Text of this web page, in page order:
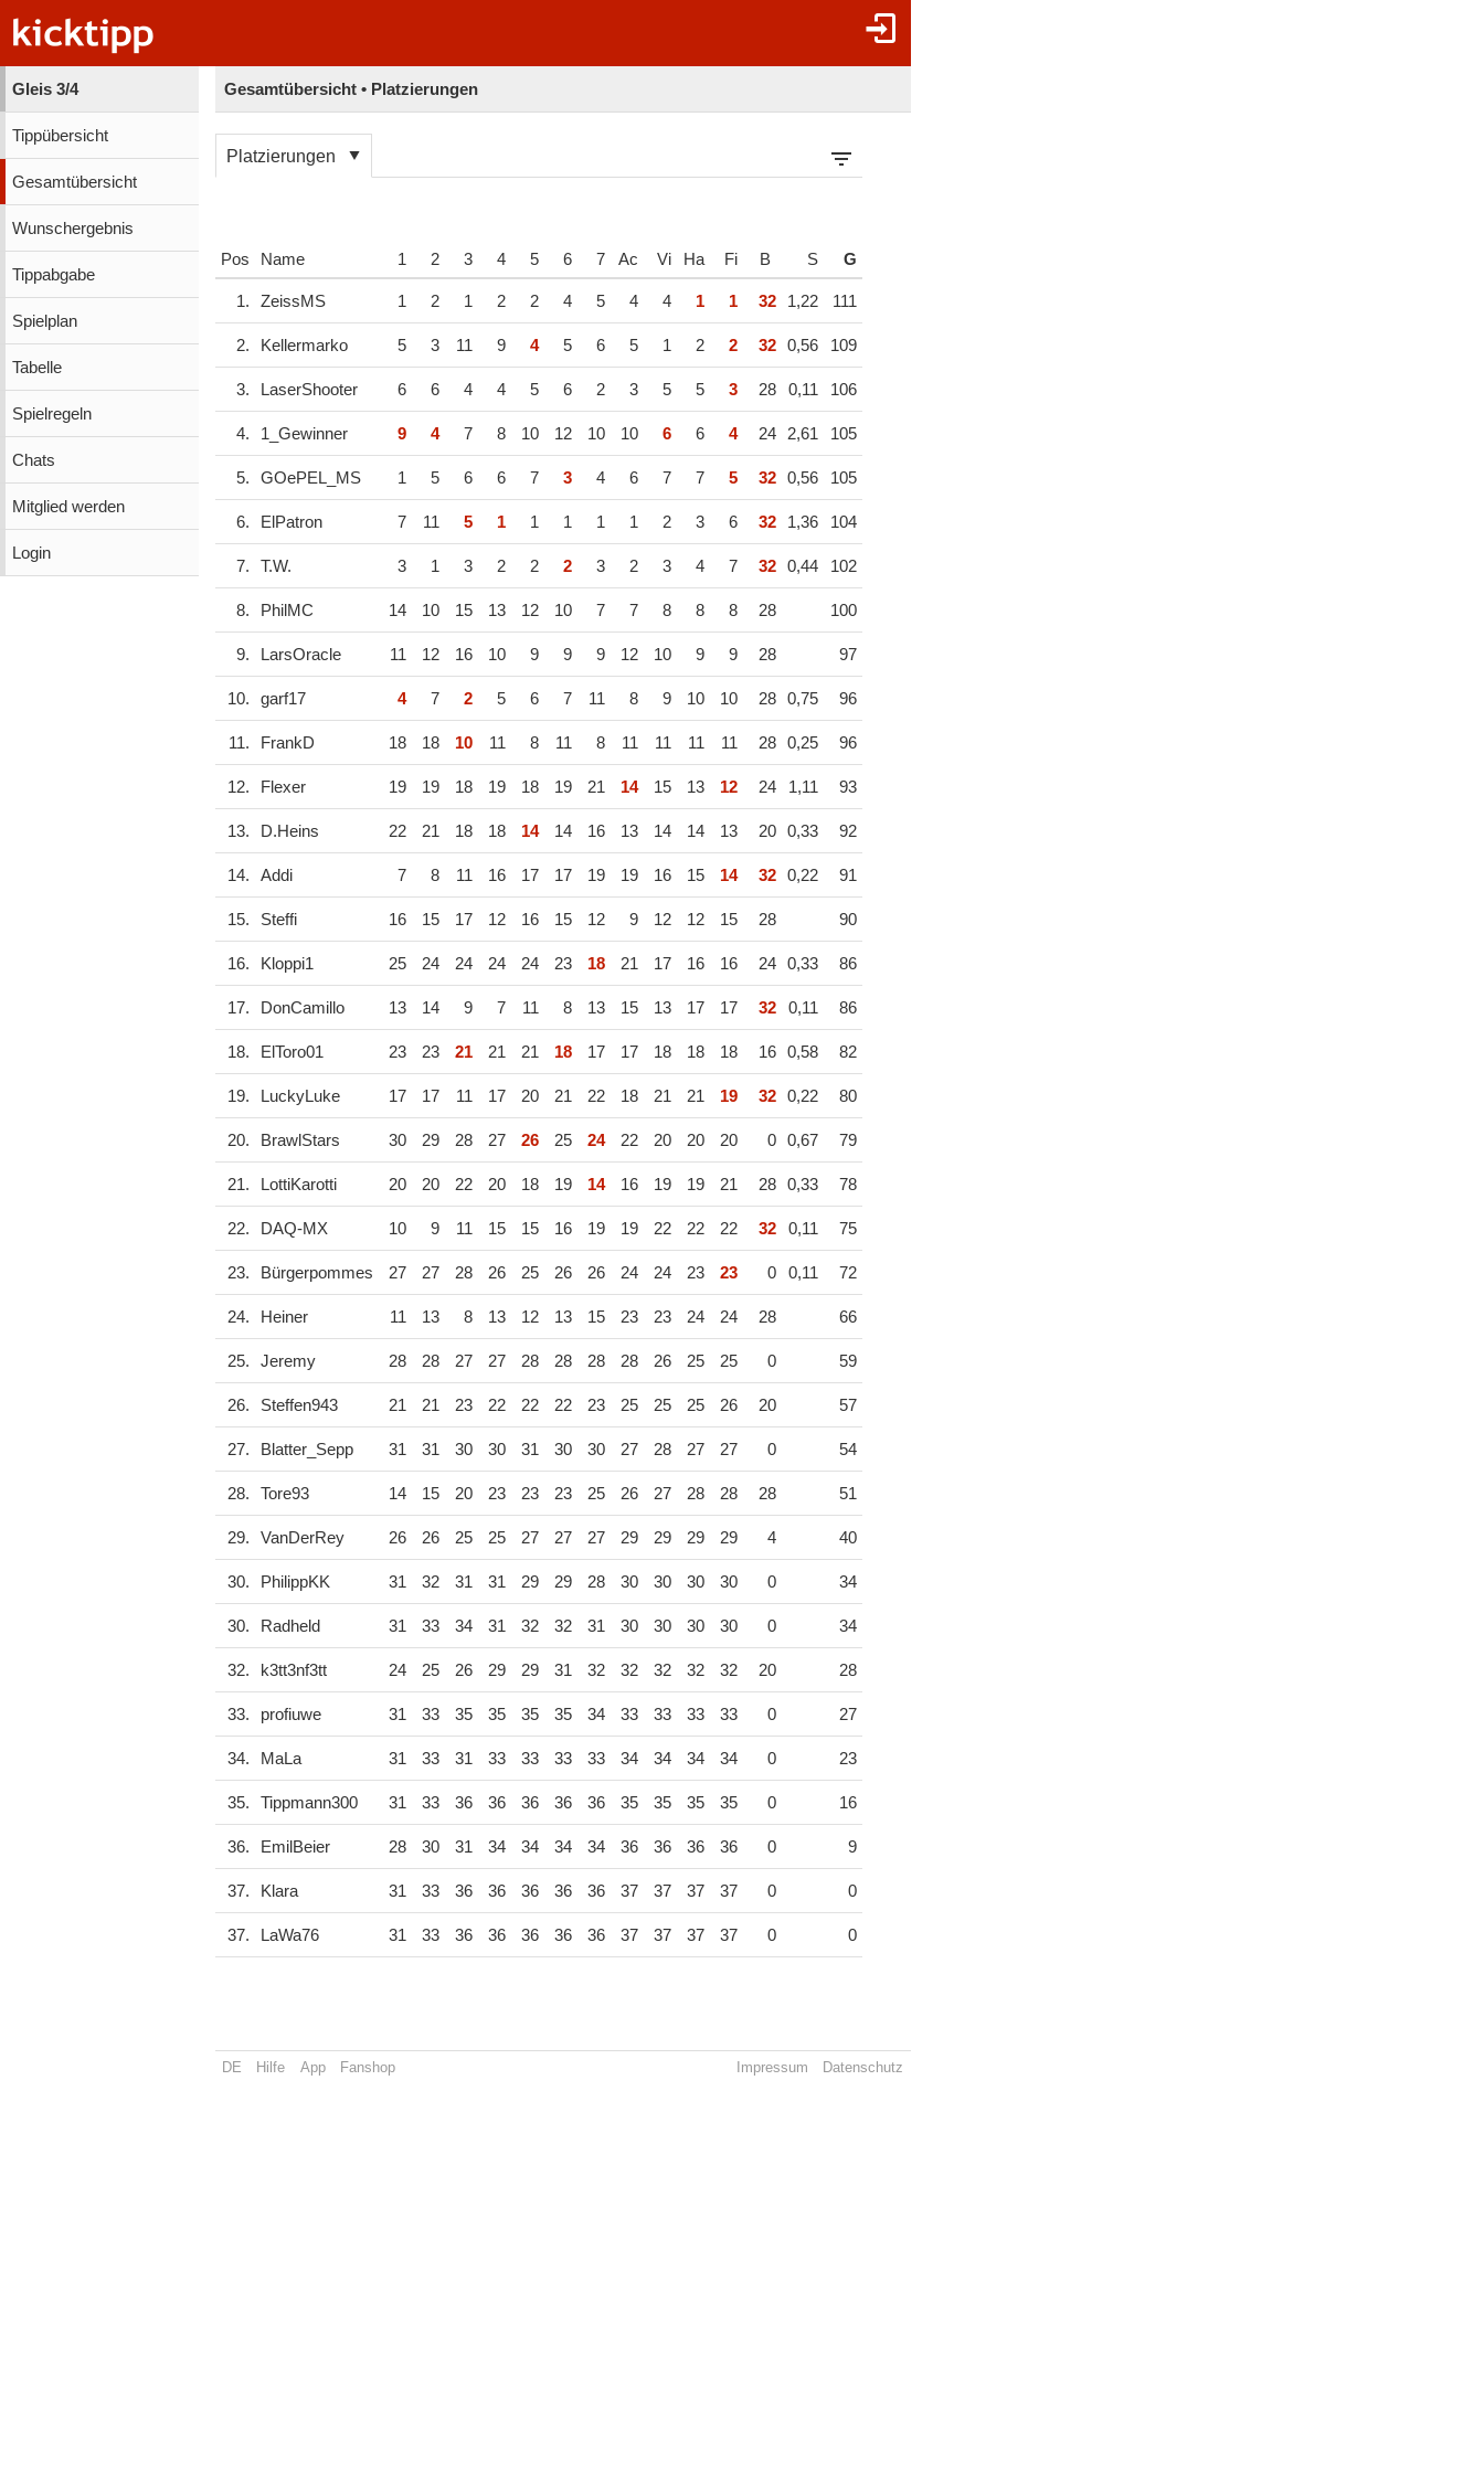
Gleis 3/4
Tippübersicht
Gesamtübersicht
Wunschergebnis
Tippabgabe
Spielplan
Tabelle
Spielregeln
Chats
Mitglied werden
Login
Gesamtübersicht • Platzierungen
Platzierungen
Pos Name 1 2 3 4 5 6 7 Ac Vi Ha Fi B S G
1. ZeissMS 1 2 1 2 2 4 5 4 4 1 1 32 1,22 111
2. Kellermarko 5 3 11 9 4 5 6 5 1 2 2 32 0,56 109
3. LaserShooter 6 6 4 4 5 6 2 3 5 5 3 28 0,11 106
4. 1_Gewinner 9 4 7 8 10 12 10 10 6 6 4 24 2,61 105
5. GOePEL_MS 1 5 6 6 7 3 4 6 7 7 5 32 0,56 105
6. ElPatron 7 11 5 1 1 1 1 1 2 3 6 32 1,36 104
7. T.W. 3 1 3 2 2 2 3 2 3 4 7 32 0,44 102
8. PhilMC 14 10 15 13 12 10 7 7 8 8 8 28 100
9. LarsOracle 11 12 16 10 9 9 9 12 10 9 9 28 97
10. garf17 4 7 2 5 6 7 11 8 9 10 10 28 0,75 96
11. FrankD 18 18 10 11 8 11 8 11 11 11 11 28 0,25 96
12. Flexer 19 19 18 19 18 19 21 14 15 13 12 24 1,11 93
13. D.Heins 22 21 18 18 14 14 16 13 14 14 13 20 0,33 92
14. Addi 7 8 11 16 17 17 19 19 16 15 14 32 0,22 91
15. Steffi 16 15 17 12 16 15 12 9 12 12 15 28 90
16. Kloppi1 25 24 24 24 24 23 18 21 17 16 16 24 0,33 86
17. DonCamillo 13 14 9 7 11 8 13 15 13 17 17 32 0,11 86
18. ElToro01 23 23 21 21 21 18 17 17 18 18 18 16 0,58 82
19. LuckyLuke 17 17 11 17 20 21 22 18 21 21 19 32 0,22 80
20. BrawlStars 30 29 28 27 26 25 24 22 20 20 20 0 0,67 79
21. LottiKarotti 20 20 22 20 18 19 14 16 19 19 21 28 0,33 78
22. DAQ-MX 10 9 11 15 15 16 19 19 22 22 22 32 0,11 75
23. Bürgerpommes 27 27 28 26 25 26 26 24 24 23 23 0 0,11 72
24. Heiner 11 13 8 13 12 13 15 23 23 24 24 28 66
25. Jeremy 28 28 27 27 28 28 28 28 26 25 25 0 59
26. Steffen943 21 21 23 22 22 22 23 25 25 25 26 20 57
27. Blatter_Sepp 31 31 30 30 31 30 30 27 28 27 27 0 54
28. Tore93 14 15 20 23 23 23 25 26 27 28 28 28 51
29. VanDerRey 26 26 25 25 27 27 27 29 29 29 29 4 40
30. PhilippKK 31 32 31 31 29 29 28 30 30 30 30 0 34
30. Radheld 31 33 34 31 32 32 31 30 30 30 30 0 34
32. k3tt3nf3tt 24 25 26 29 29 31 32 32 32 32 32 20 28
33. profiuwe 31 33 35 35 35 35 34 33 33 33 33 0 27
34. MaLa 31 33 31 33 33 33 33 34 34 34 34 0 23
35. Tippmann300 31 33 36 36 36 36 36 35 35 35 35 0 16
36. EmilBeier 28 30 31 34 34 34 34 36 36 36 36 0 9
37. Klara 31 33 36 36 36 36 36 37 37 37 37 0 0
37. LaWa76 31 33 36 36 36 36 36 37 37 37 37 0 0
DE Hilfe App Fanshop Impressum Datenschutz